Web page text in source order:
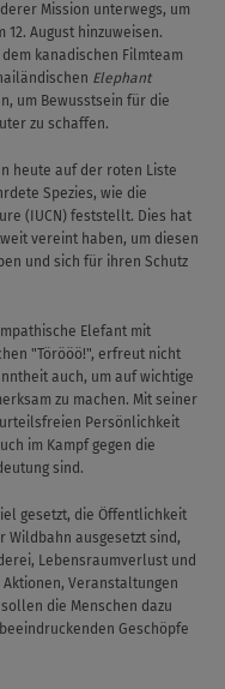
Mission unterwegs, um
August hinzuweisen.
kanadischen Filmteam
Elephant
um Bewusstsein für die
zu schaffen.
heute auf der roten Liste
Spezies, wie die
(IUCN) feststellt. Dies hat
vereint haben, um diesen
und sich für ihren Schutz
Elefant mit
"Törööö!", erfreut nicht
auch, um auf wichtige
zu machen. Mit seiner
Persönlichkeit
im Kampf gegen die
sind.
gesetzt, die Öffentlichkeit
Wildbahn ausgesetzt sind,
Lebensraumverlust und
Veranstaltungen
die Menschen dazu
Geschöpfe